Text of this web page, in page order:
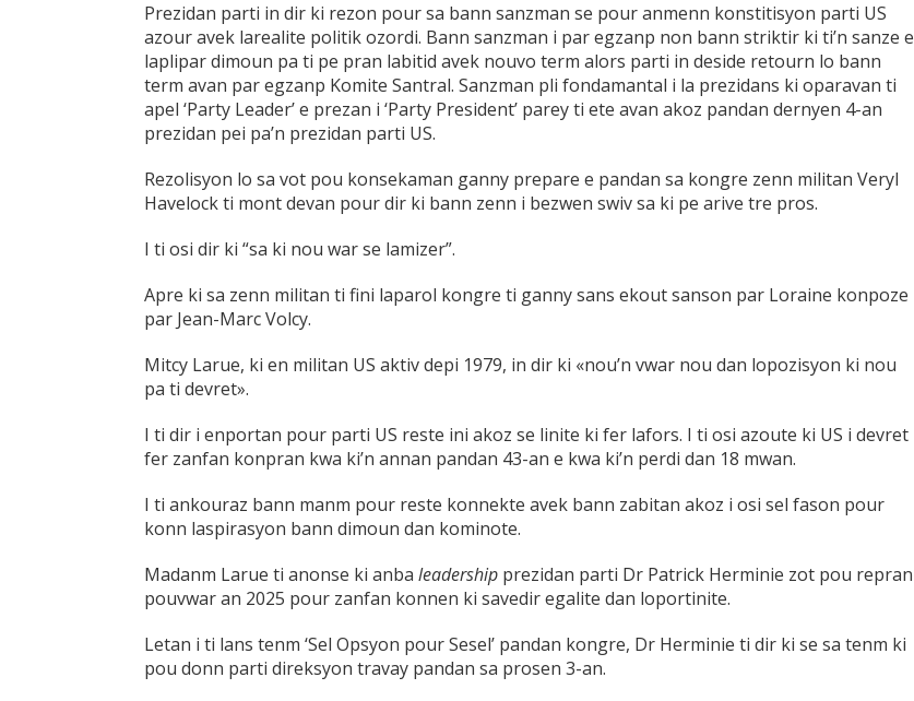
Prezidan parti in dir ki rezon pour sa bann sanzman se pour anmenn konstitisyon parti US
azour avek larealite politik ozordi. Bann sanzman i par egzanp non bann striktir ki ti’n sanze e
laplipar dimoun pa ti pe pran labitid avek nouvo term alors parti in deside retourn lo bann
term avan par egzanp Komite Santral. Sanzman pli fondamantal i la prezidans ki oparavan ti
apel ‘Party Leader’ e prezan i ‘Party President’ parey ti ete avan akoz pandan dernyen 4-an
prezidan pei pa’n prezidan parti US.
Rezolisyon lo sa vot pou konsekaman ganny prepare e pandan sa kongre zenn militan Veryl
Havelock ti mont devan pour dir ki bann zenn i bezwen swiv sa ki pe arive tre pros.
I ti osi dir ki “sa ki nou war se lamizer”.
Apre ki sa zenn militan ti fini laparol kongre ti ganny sans ekout sanson par Loraine konpoze
par Jean-Marc Volcy.
Mitcy Larue, ki en militan US aktiv depi 1979, in dir ki «nou’n vwar nou dan lopozisyon ki nou
pa ti devret».
I ti dir i enportan pour parti US reste ini akoz se linite ki fer lafors. I ti osi azoute ki US i devret
fer zanfan konpran kwa ki’n annan pandan 43-an e kwa ki’n perdi dan 18 mwan.
I ti ankouraz bann manm pour reste konnekte avek bann zabitan akoz i osi sel fason pour
konn laspirasyon bann dimoun dan kominote.
Madanm Larue ti anonse ki anba leadership prezidan parti Dr Patrick Herminie zot pou repran
pouvwar an 2025 pour zanfan konnen ki savedir egalite dan loportinite.
Letan i ti lans tenm ‘Sel Opsyon pour Sesel’ pandan kongre, Dr Herminie ti dir ki se sa tenm ki
pou donn parti direksyon travay pandan sa prosen 3-an.